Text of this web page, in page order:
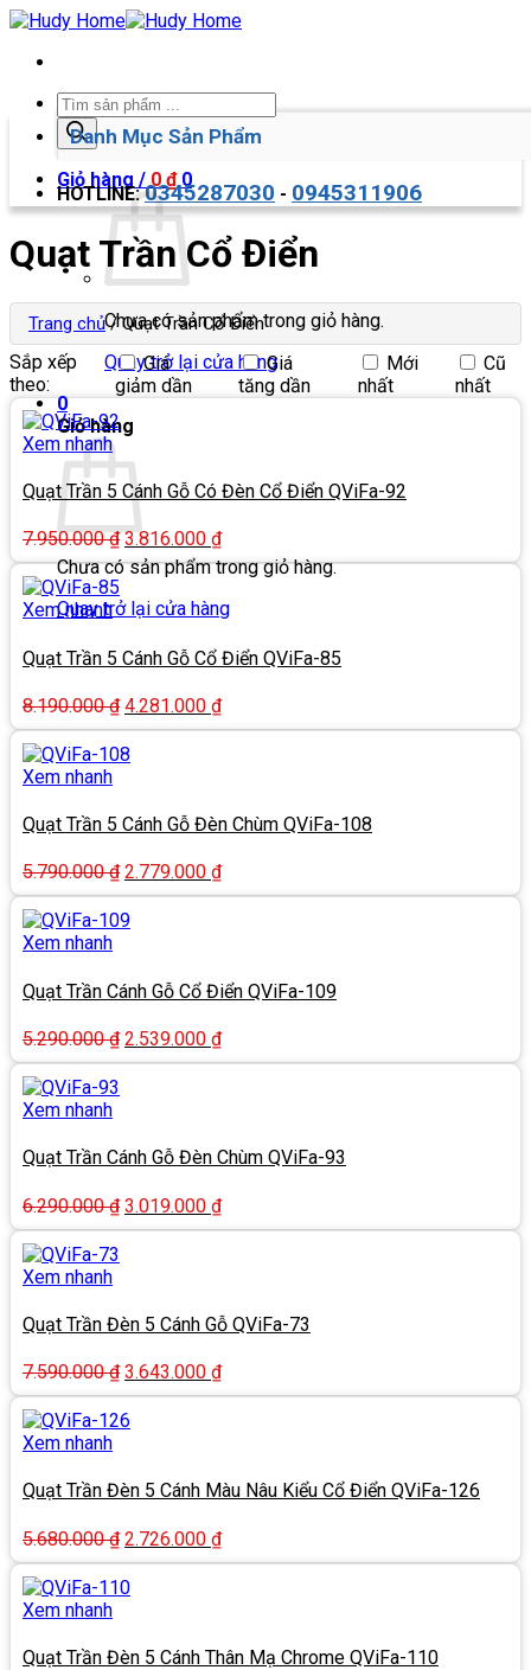
Bỏ
Tìm
kiếm
sản
phẩm
Giỏ hàng /0₫ 0
Chưa có sản phẩm trong giỏ hàng.
Quay trở lại cửa hàng
0
Giỏ hàng
Chưa có sản phẩm trong giỏ hàng.
Quay trở lại cửa hàng
Danh Mục Sản Phẩm
HOTLINE:0345287030 - 0945311906
Quạt Trần Cổ Điển
Trang chủ /Quạt Trần Cổ Điển
Sắp xếp
theo:
Giá
giảm dần
Giá
tăng dần
Mới
nhất
Cũ
nhất
Xem nhanh
Quạt Trần 5 Cánh Gỗ Có Đèn Cổ Điển QViFa-92
7.950.000₫Giá
gốc
7.950.000 ₫.
3.816.000 ₫Giá
hiện
là:
Xem nhanh
Quạt Trần 5 Cánh Gỗ Cổ Điển QViFa-85
8.190.000₫ Giá
gốc
là:
4.281.000 ₫Giá
hiện
Xem nhanh
Quạt Trần 5 Cánh Gỗ Đèn Chùm QViFa-108
5.790.000₫ Giá
gốc
là:
2.779.000 ₫Giá
hiện
Xem nhanh
Quạt Trần Cánh Gỗ Cổ Điển QViFa-109
5.290.000₫ Giá
gốc
2.539.000 ₫Giá
hiện
Xem nhanh
Quạt Trần Cánh Gỗ Đèn Chùm QViFa-93
6.290.000₫ Giá
gốc
3.019.000 ₫Giá
hiện
Xem nhanh
Quạt Trần Đèn 5 Cánh Gỗ QViFa-73
7.590.000₫ Giá
gốc
là:
3.643.000 ₫Giá
hiện
Xem nhanh
Quạt Trần Đèn 5 Cánh Màu Nâu Kiểu Cổ Điển QViFa-126
5.680.000₫ Giá
gốc
là:
2.726.000 ₫Giá
hiện
Xem nhanh
Quạt Trần Đèn 5 Cánh Thân Mạ Chrome QViFa-110